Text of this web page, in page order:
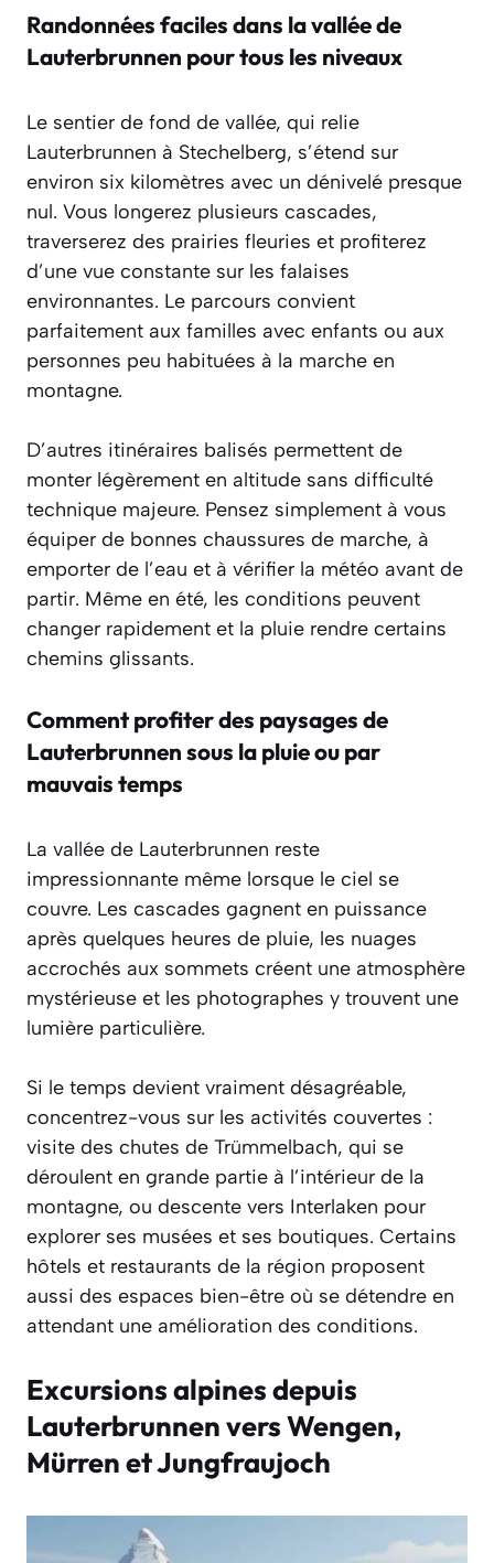
Randonnées faciles dans la vallée de
Lauterbrunnen pour tous les niveaux
Le sentier de fond de vallée, qui relie
Lauterbrunnen à Stechelberg, s’étend sur
environ six kilomètres avec un dénivelé presque
nul. Vous longerez plusieurs cascades,
traverserez des prairies fleuries et profiterez
d’une vue constante sur les falaises
environnantes. Le parcours convient
parfaitement aux familles avec enfants ou aux
personnes peu habituées à la marche en
montagne.
D’autres itinéraires balisés permettent de
monter légèrement en altitude sans difficulté
technique majeure. Pensez simplement à vous
équiper de bonnes chaussures de marche, à
emporter de l’eau et à vérifier la météo avant de
partir. Même en été, les conditions peuvent
changer rapidement et la pluie rendre certains
chemins glissants.
Comment profiter des paysages de
Lauterbrunnen sous la pluie ou par
mauvais temps
La vallée de Lauterbrunnen reste
impressionnante même lorsque le ciel se
couvre. Les cascades gagnent en puissance
après quelques heures de pluie, les nuages
accrochés aux sommets créent une atmosphère
mystérieuse et les photographes y trouvent une
lumière particulière.
Si le temps devient vraiment désagréable,
concentrez-vous sur les activités couvertes :
visite des chutes de Trümmelbach, qui se
déroulent en grande partie à l’intérieur de la
montagne, ou descente vers Interlaken pour
explorer ses musées et ses boutiques. Certains
hôtels et restaurants de la région proposent
aussi des espaces bien-être où se détendre en
attendant une amélioration des conditions.
Excursions alpines depuis
Lauterbrunnen vers Wengen,
Mürren et Jungfraujoch